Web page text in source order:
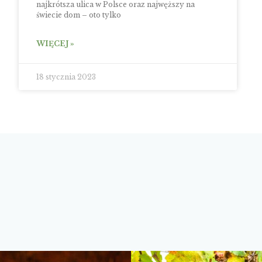
najkrótsza ulica w Polsce oraz najwęższy na
świecie dom – oto tylko
WIĘCEJ »
18 stycznia 2023